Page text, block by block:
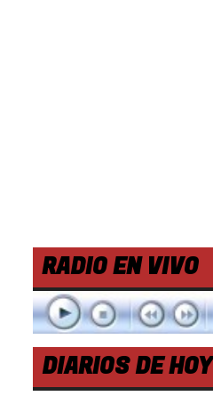
RADIO EN VIVO
DIARIOS DE HOY